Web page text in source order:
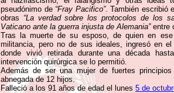
pseudónimo de “Fray Pacifico”. También escribió
obras “La verdad sobre los protocolos de los
Vaticano ante la guerra injusta de Alemania”entre
Tras la muerte de su esposo, de quien en
militancia, pero no de sus ideales, ingresó en
donde vivió retirada durante una década
intervención quirúrgica se lo permitió.
Además de ser una mujer de fuertes
abnegada de 12 hijos.
Falleció a los 91 años de edad el lunes 5 de